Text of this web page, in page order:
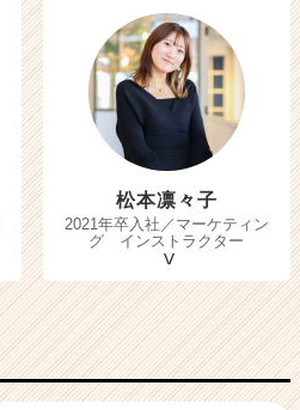
松本凛々子
2021年卒入社／マーケティン
グ インストラクター